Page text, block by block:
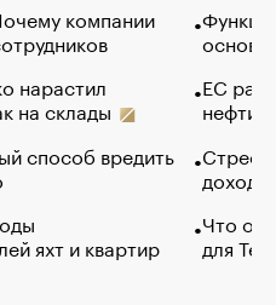
компании
нарастил
на склады
способ вредить
яхт и квартир
основ
ЕС
нефти
Что
для